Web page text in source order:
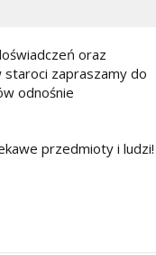
oraz
staroci zapraszamy do
odnośnie
przedmioty i ludzi!